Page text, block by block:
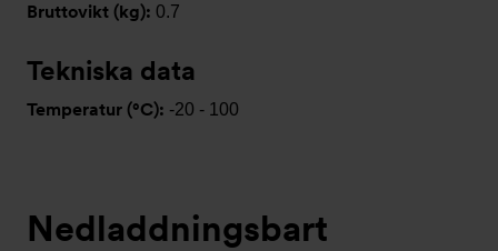
Bruttovikt (kg): 0.7
Tekniska data
Temperatur (°C): -20 - 100
Nedladdningsbart